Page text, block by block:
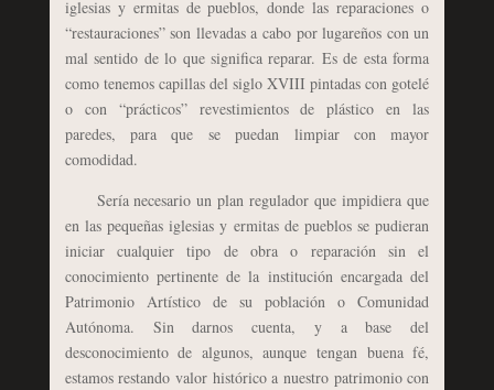
iglesias y ermitas de pueblos, donde las reparaciones o
“restauraciones” son llevadas a cabo por lugareños con un
mal sentido de lo que significa reparar. Es de esta forma
como tenemos capillas del siglo XVIII pintadas con gotelé
o con “prácticos” revestimientos de plástico en las
paredes, para que se puedan limpiar con mayor
comodidad.
Sería necesario un plan regulador que impidiera que
en las pequeñas iglesias y ermitas de pueblos se pudieran
iniciar cualquier tipo de obra o reparación sin el
conocimiento pertinente de la institución encargada del
Patrimonio Artístico de su población o Comunidad
Autónoma. Sin darnos cuenta, y a base del
desconocimiento de algunos, aunque tengan buena fé,
estamos restando valor histórico a nuestro patrimonio con